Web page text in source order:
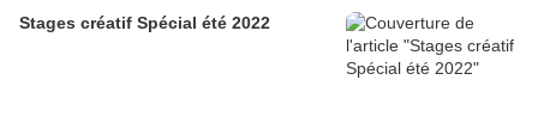
Stages créatif Spécial été 2022